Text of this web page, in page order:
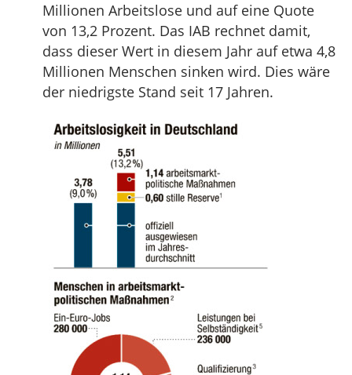
Millionen Arbeitslose und auf eine Quote
von 13,2 Prozent. Das IAB rechnet damit,
dass dieser Wert in diesem Jahr auf etwa 4,8
Millionen Menschen sinken wird. Dies wäre
der niedrigste Stand seit 17 Jahren.